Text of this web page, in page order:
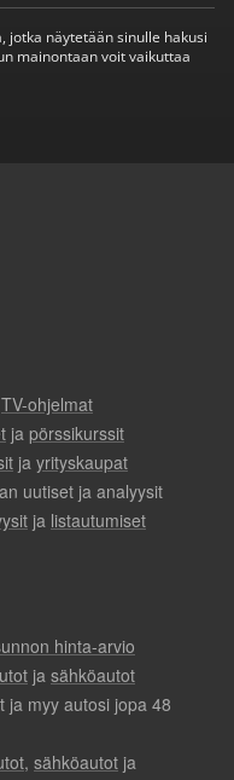
jotka näytetään sinulle hakusi
mainontaan voit vaikuttaa